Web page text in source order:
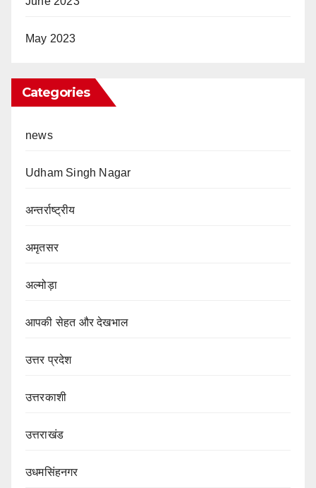
May 2023
Categories
news
Udham Singh Nagar
अन्तर्राष्ट्रीय
अमृतसर
अल्मोड़ा
आपकी सेहत और देखभाल
उत्तर प्रदेश
उत्तरकाशी
उत्तराखंड
उधमसिंहनगर